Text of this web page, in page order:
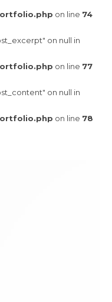
on line 74
on null in
on line 77
on null in
on line 78